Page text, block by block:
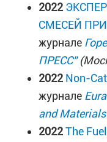
2022
СМЕСЕЙ
журнале
ПРЕСС”
2022 Non-
журнале
and
2022The